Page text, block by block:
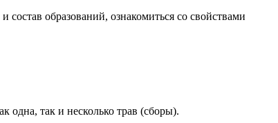
образований, ознакомиться со свойствами
одна, так и несколько трав (сборы).